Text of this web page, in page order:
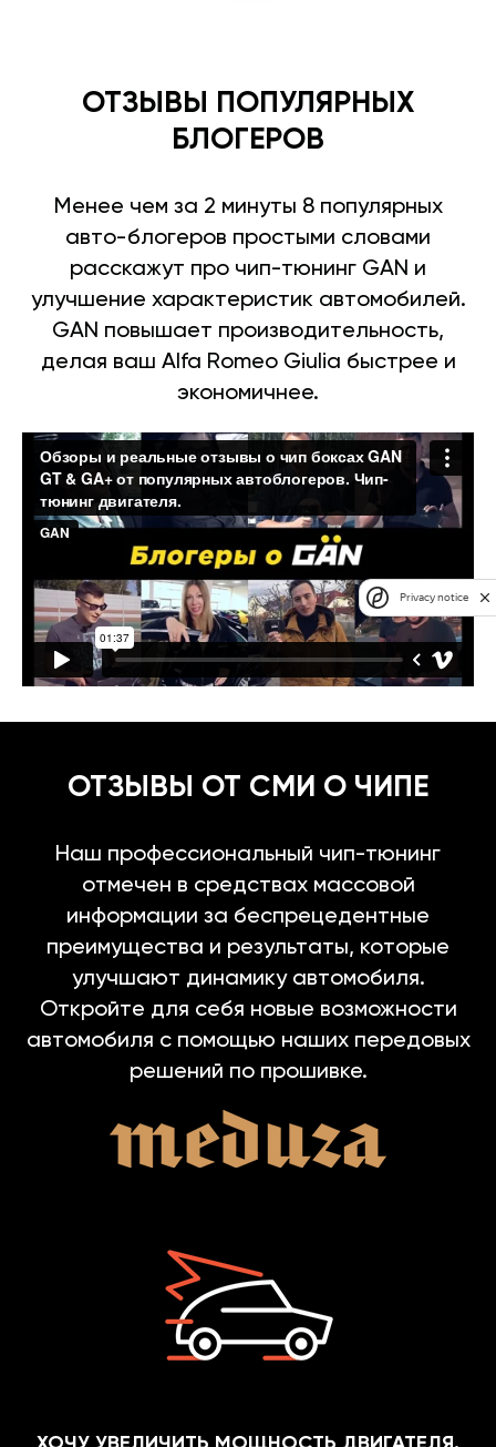
ОТЗЫВЫ ПОПУЛЯРНЫХ
БЛОГЕРОВ
Менее чем за 2 минуты 8 популярных
авто-блогеров простыми словами
расскажут про чип-тюнинг GAN и
улучшение характеристик автомобилей.
GAN повышает производительность,
делая ваш Alfa Romeo Giulia быстрее и
экономичнее.
ОТЗЫВЫ ОТ СМИ О ЧИПЕ
Наш профессиональный чип-тюнинг
отмечен в средствах массовой
информации за беспрецедентные
преимущества и результаты, которые
улучшают динамику автомобиля.
Откройте для себя новые возможности
автомобиля с помощью наших передовых
решений по прошивке.
Privacy notice